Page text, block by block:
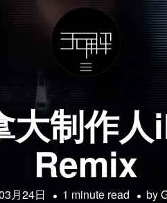
制作
Remix
月24日 1 minute read by